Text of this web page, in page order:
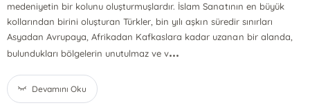
medeniyetin bir kolunu oluşturmuşlardır. İslam Sanatının en büyük
kollarından birini oluşturan Türkler, bin yılı aşkın süredir sınırları
Asyadan Avrupaya, Afrikadan Kafkaslara kadar uzanan bir alanda,
bulundukları bölgelerin unutulmaz ve v...
Devamını Oku